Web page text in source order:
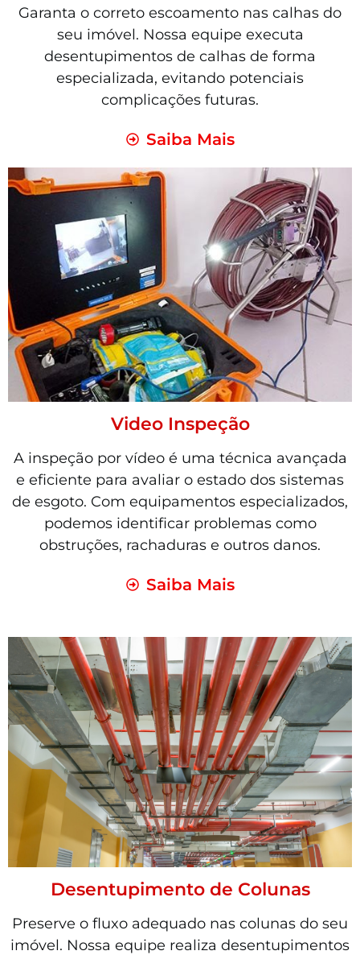
Garanta o correto escoamento nas calhas do
seu imóvel. Nossa equipe executa
desentupimentos de calhas de forma
especializada, evitando potenciais
complicações futuras.
Saiba Mais
Video Inspeção
A inspeção por vídeo é uma técnica avançada
e eficiente para avaliar o estado dos sistemas
de esgoto. Com equipamentos especializados,
podemos identificar problemas como
obstruções, rachaduras e outros danos.
Saiba Mais
Desentupimento de Colunas
Preserve o fluxo adequado nas colunas do seu
imóvel. Nossa equipe realiza desentupimentos